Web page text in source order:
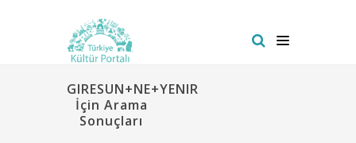
GIRESUN+NE+YENIR
İçin Arama
Sonuçları